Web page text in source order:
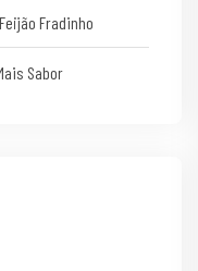
Fradinho
Sabor